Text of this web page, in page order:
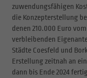
zuwendungsfähigen
die Konzepterstellung
denen 210.000 Euro
verbleibenden
Städte Coesfeld und
Erstellung zeitnah an
dann bis Ende 2024